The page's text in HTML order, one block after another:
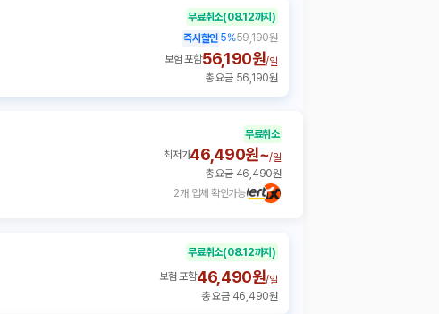
무료취소(08.12까지)
즉시할인 5%59,190원
보험 포함56,190원/일
총 요금 56,190원
2개 업체 확인가능
무료취소
최저가46,490원~/일
총 요금 46,490원
무료취소(08.12까지)
보험 포함46,490원/일
총 요금 46,490원